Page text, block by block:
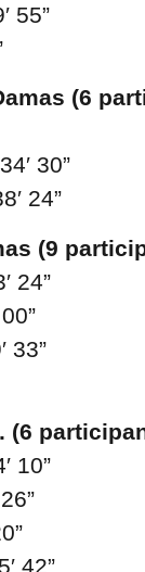
55”
(6
30”
24”
(9
24”
33”
(6
10”
42”